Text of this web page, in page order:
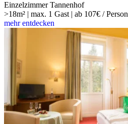
Einzelzimmer Tannenhof
>18m² | max. 1 Gast | ab 107€ / Person
mehr entdecken